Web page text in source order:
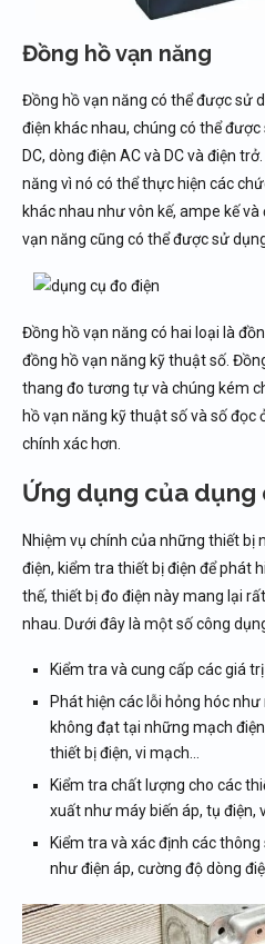
Đồng hồ vạn năng
Đồng hồ vạn năng có thể được sử
điện khác nhau, chúng có thể
DC, dòng điện AC và DC và điện
năng vì nó có thể thực hiện các
khác nhau như vôn kế, ampe kế
vạn năng cũng có thể được sử
Đồng hồ vạn năng có hai loại là
đồng hồ vạn năng kỹ thuật số.
thang đo tương tự và chúng kém
hồ vạn năng kỹ thuật số và số đọc
chính xác hơn.
Ứng dụng của dụng
Nhiệm vụ chính của những thiết bị
điện, kiểm tra thiết bị điện để phát
thế, thiết bị đo điện này mang lại
nhau. Dưới đây là một số công
Kiểm tra và cung cấp các giá
Phát hiện các lỗi hỏng hóc
không đạt tại những mạch
thiết bị điện, vi mạch…
Kiểm tra chất lượng cho các
xuất như máy biến áp, tụ điện,
Kiểm tra và xác định các
như điện áp, cường độ dòng